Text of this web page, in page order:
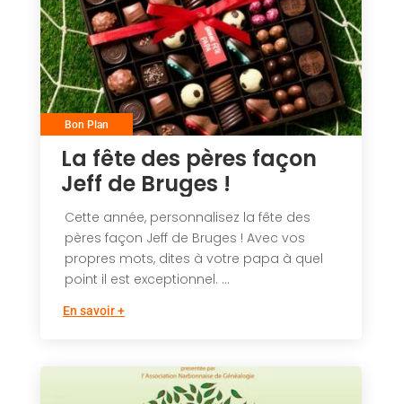
Bon Plan
La fête des pères façon
Jeff de Bruges !
Cette année, personnalisez la fête des
pères façon Jeff de Bruges ! Avec vos
propres mots, dites à votre papa à quel
point il est exceptionnel. ...
En savoir +